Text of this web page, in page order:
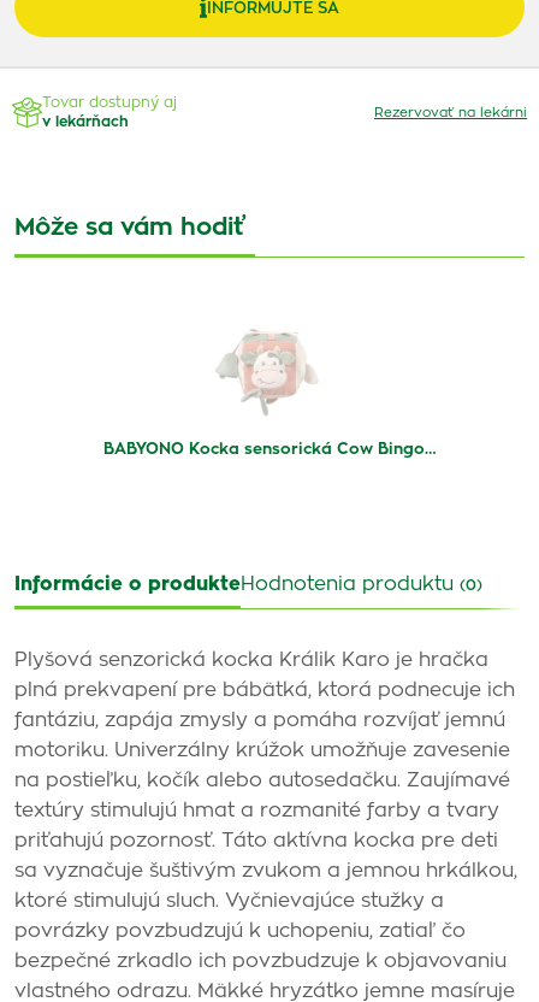
INFORMUJTE SA
Tovar dostupný aj
v lekárňach
Rezervovať na lekárni
Môže sa vám hodiť
BABYONO Kocka sensorická Cow Bingo…
Informácie o produkteHodnotenia produktu (0)
Plyšová senzorická kocka Králik Karo je hračka
plná prekvapení pre bábätká, ktorá podnecuje ich
fantáziu, zapája zmysly a pomáha rozvíjať jemnú
motoriku. Univerzálny krúžok umožňuje zavesenie
na postieľku, kočík alebo autosedačku. Zaujímavé
textúry stimulujú hmat a rozmanité farby a tvary
priťahujú pozornosť. Táto aktívna kocka pre deti
sa vyznačuje šuštivým zvukom a jemnou hrkálkou,
ktoré stimulujú sluch. Vyčnievajúce stužky a
povrázky povzbudzujú k uchopeniu, zatiaľ čo
bezpečné zrkadlo ich povzbudzuje k objavovaniu
vlastného odrazu. Mäkké hryzátko jemne masíruje